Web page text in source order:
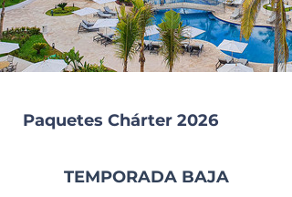
Paquetes Chárter 2026
TEMPORADA BAJA